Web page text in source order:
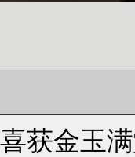
获金玉